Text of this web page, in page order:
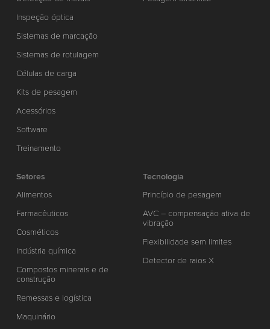
Inspeção óptica
Sistemas de marcação
Sistemas de rotulagem
Células de carga
Kits de pesagem
Acessórios
Software
Treinamento
Setores
Alimentos
Farmacêuticos
Cosméticos
Indústria química
Compostos minerais e de
construção
Remessas e logística
Maquinário
Tecnologia
Princípio de pesagem
AVC – compensação ativa de
vibração
Flexibilidade sem limites
Detector de raios X